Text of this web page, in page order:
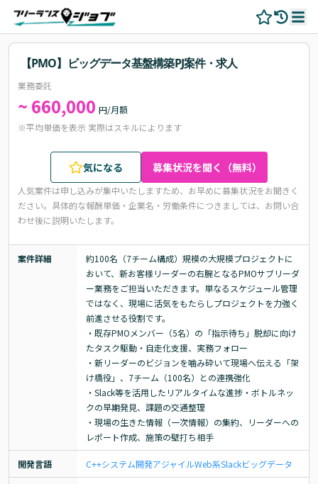
【PMO】ビッグデータ基盤構築PJ案件・求人
業務委託
~ 660,000 円/月額
※平均単価を表示 実際はスキルによります
気になる 募集状況を聞く（無料）
人気案件は申し込みが集中いたしますため、お早めに募集状況をお聞きく
ださい。 具体的な報酬単価・企業名・労働条件につきましては、お問い合
わせ後に説明いたします。
案件詳細
約100名（7チーム構成）規模の大規模プロジェクトに
おいて、新お客様リーダーの右腕となるPMOサブリーダ
ー業務をご担当いただきます。単なるスケジュール管理
ではなく、現場に活気をもたらしプロジェクトを力強く
前進させる役割です。
・既存PMOメンバー（5名）の「指示待ち」脱却に向け
たタスク駆動・自走化支援、実務フォロー
・新リーダーのビジョンを噛み砕いて現場へ伝える「架
け橋役」、7チーム（100名）との連携強化
・Slack等を活用したリアルタイムな進捗・ボトルネッ
クの早期発見、課題の交通整理
・現場の生きた情報（一次情報）の集約、リーダーへの
レポート作成、施策の壁打ち相手
開発言語 C++システム開発アジャイルWeb系Slackビッグデータ